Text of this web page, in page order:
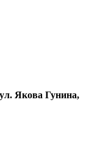
Якова Гунина,